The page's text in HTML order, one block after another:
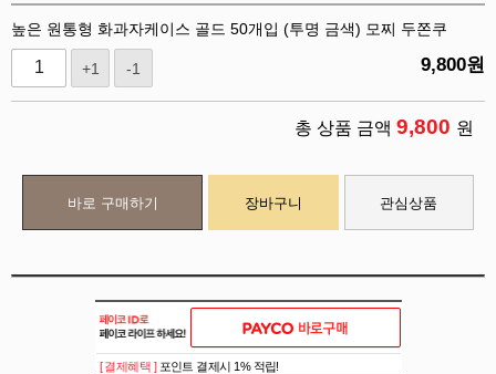
높은 원통형 화과자케이스 골드 50개입 (투명 금색) 모찌 두쫀쿠
+1 -1 9,800원
총 상품 금액 9,800 원
바로 구매하기 장바구니 관심상품
[ 결제혜택 ] 포인트 결제시 1% 적립!